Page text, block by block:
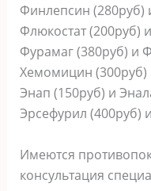
Финлепсин (280руб)
Флюкостат (200руб)
Фурамаг (380руб) и
Хемомицин (300руб)
Энап (150руб) и
Эрсефурил (400руб)
Имеются
консультация